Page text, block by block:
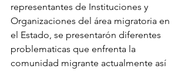
representantes de Instituciones y
Organizaciones del área migratoria en
el Estado, se presentarón diferentes
problematicas que enfrenta la
comunidad migrante actualmente así